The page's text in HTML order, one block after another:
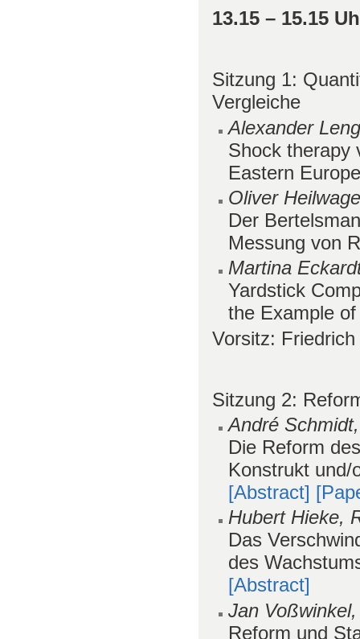
13.15 – 15.15
Sitzung 1:
Vergleiche
Alexander
Shock therapy
Eastern
Oliver
Der
Messung von
Martina
Yardstick
the Example
Vorsitz:
Sitzung 2:
André
Die Reform
Konstrukt und/
[Abstract]
Hubert Hieke,
Das
des
[Abstract]
Jan
Reform und